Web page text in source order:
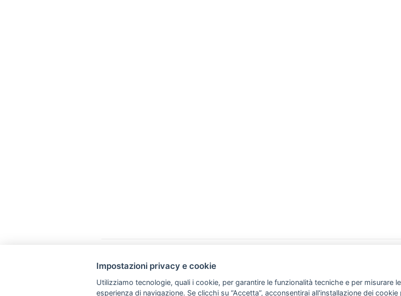
Via Napoli, 308 - 70123 Bari
+39 080 57 41 461
Report annuale
Staff
Gallery
Impostazioni privacy e cookie
Utilizziamo tecnologie, quali i cookie, per garantire le funzionalità tecniche e per misurare
esperienza di navigazione. Se clicchi su “Accetta”, acconsentirai all'installazione dei